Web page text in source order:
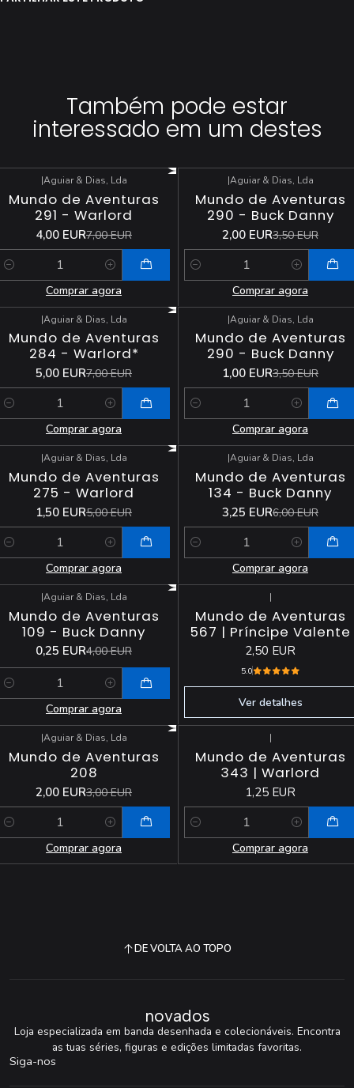
Também pode estar
interessado em um destes
DESCONTO
|Aguiar & Dias, Lda
Mundo de Aventuras
291 - Warlord
4,00 EUR7,00 EUR
Comprar agora
DESCONTO
|Aguiar & Dias, Lda
Mundo de Aventuras
290 - Buck Danny
2,00 EUR3,50 EUR
Quantidade
Comprar agora
DESCONTO
|Aguiar & Dias, Lda
Mundo de Aventuras
284 - Warlord*
5,00 EUR7,00 EUR
Comprar agora
DESCONTO
|Aguiar & Dias, Lda
Mundo de Aventuras
290 - Buck Danny
1,00 EUR3,50 EUR
Quantidade
Comprar agora
DESCONTO
|Aguiar & Dias, Lda
Mundo de Aventuras
275 - Warlord
1,50 EUR5,00 EUR
Comprar agora
DESCONTO
|Aguiar & Dias, Lda
Mundo de Aventuras
134 - Buck Danny
3,25 EUR6,00 EUR
Quantidade
Comprar agora
DESCONTO
|Aguiar & Dias, Lda
Mundo de Aventuras
109 - Buck Danny
0,25 EUR4,00 EUR
Comprar agora
|
Mundo de Aventuras
567 | Príncipe Valente
2,50 EUR
5.0
Ver detalhes
DESCONTO
|Aguiar & Dias, Lda
Mundo de Aventuras
208
2,00 EUR3,00 EUR
Comprar agora
|
Mundo de Aventuras
343 | Warlord
1,25 EUR
Quantidade
Comprar agora
DE VOLTA AO TOPO
novados
Loja especializada em banda desenhada e colecionáveis. Encontra
as tuas séries, figuras e edições limitadas favoritas.
Siga-nos